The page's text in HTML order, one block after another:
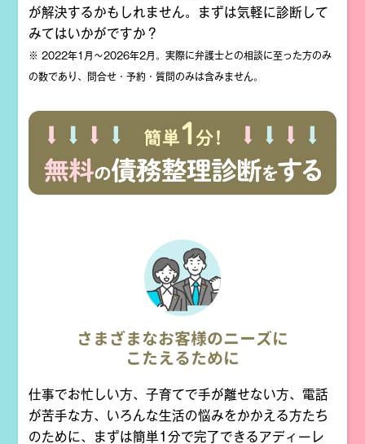
が解決するかもしれません。まずは気軽に診断して
みてはいかがですか？
※ 2022年1月～2026年2月。実際に弁護士との相談に至った方のみ
の数であり、問合せ・予約・質問のみは含みません。
さまざまなお客様のニーズに
こたえるために
仕事でお忙しい方、子育てで手が離せない方、電話
が苦手な方、いろんな生活の悩みをかかえる方たち
のために、まずは簡単1分で完了できるアディーレ